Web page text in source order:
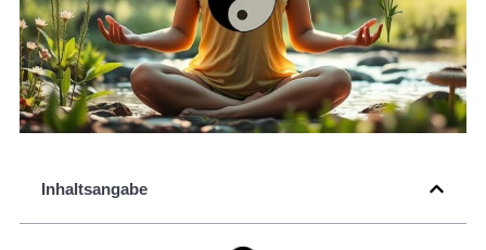
Inhaltsangabe